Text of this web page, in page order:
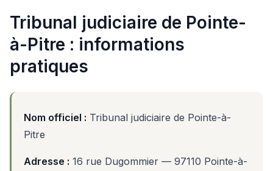
Tribunal judiciaire de Pointe-
à-Pitre : informations
pratiques
Nom officiel : Tribunal judiciaire de Pointe-à-
Pitre
Adresse : 16 rue Dugommier — 97110 Pointe-à-